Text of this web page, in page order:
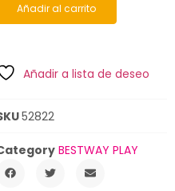
Añadir al carrito
Añadir a lista de deseo
52822
BESTWAY PLAY